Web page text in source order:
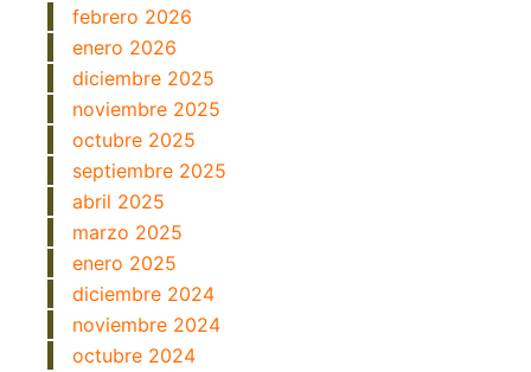
febrero 2026
enero 2026
diciembre 2025
noviembre 2025
octubre 2025
septiembre 2025
abril 2025
marzo 2025
enero 2025
diciembre 2024
noviembre 2024
octubre 2024